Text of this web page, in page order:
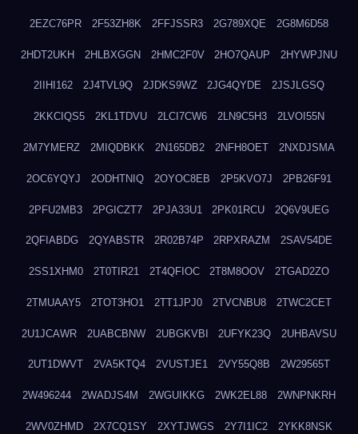
2EZC76PR 2F53ZH8K 2FFJSSR3 2G789XQE 2G8M6D58
2HDT2UKH 2HLBXGGN 2HMC2F0V 2HO7QAUP 2HYWPJNU
2IIHI162 2J4TVL9Q 2JDKS9WZ 2JG4QYDE 2JSJLGSQ
2KKCIQS5 2KL1TDVU 2LCI7CW6 2LN9C5H3 2LVOI55N
2M7YMERZ 2MIQDBKK 2N165DB2 2NFH8OET 2NXDJSMA
2OC6YQYJ 2ODHTNIQ 2OYOC8EB 2P5KVO7J 2PB26F91
2PFU2MB3 2PGICZT7 2PJA33U1 2PK01RCU 2Q6V9UEG
2QFIABDG 2QYABSTR 2R02B74P 2RPXRAZM 2SAV54DE
2SS1XHM0 2T0TIR21 2T4QFIOC 2T8M8OOV 2TGAD2ZO
2TMUAAY5 2TOT3HO1 2TT1JPJ0 2TVCNBU8 2TWC2CET
2U1JCAWR 2UABCBNW 2UBGKVBI 2UFYK23Q 2UHBAVSU
2UT1DWVT 2VA5KTQ4 2VUSTJE1 2VY55Q8B 2W29565T
2W496244 2WADJS4M 2WGUIKKG 2WK2EL88 2WNPNKRH
2WV0ZHMD 2X7CQ1SY 2XYTJWGS 2Y7I1IC2 2YKK8NSK